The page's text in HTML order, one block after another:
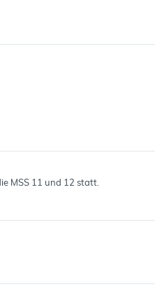
MSS 11 und 12 statt.